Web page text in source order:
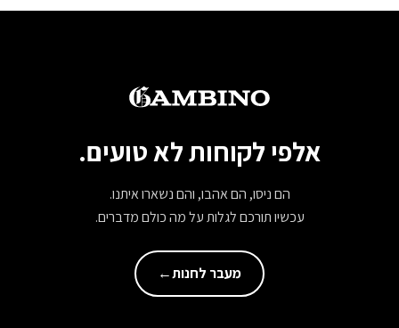
אלפי לקוחות לא טועים.
הם ניסו, הם אהבו, והם נשארו איתנו.
עכשיו תורכם לגלות על מה כולם מדברים.
מעבר לחנות←